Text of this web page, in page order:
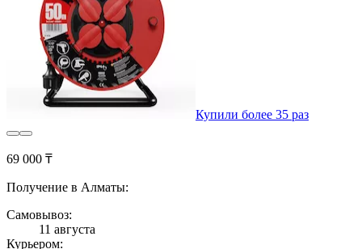
Купили более 35 раз
69 000 ₸
Получение в Алматы:
Самовывоз:
11 августа
Курьером: